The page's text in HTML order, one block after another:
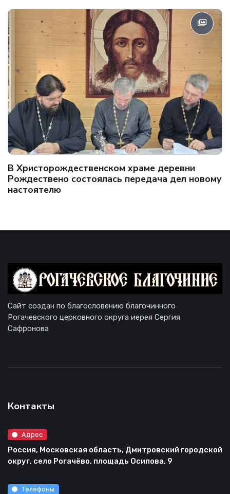
В Христорождественском храме деревни
Рождествено состоялась передача дел новому
настоятелю
Сайт создан по благословению благочинного
Рогачевского церковного округа иерея Сергия
Сафронова
Контакты
Адрес
Россия, Московская область, Дмитровский городской
округ, село Рогачёво, площадь Осипова, 9
Телефоны